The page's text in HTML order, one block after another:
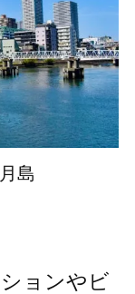
島
ョンやビ